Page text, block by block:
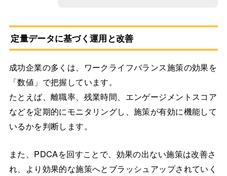
定量データに基づく運用と改善
成功企業の多くは、ワークライフバランス施策の効果を
「数値」で把握しています。
たとえば、離職率、残業時間、エンゲージメントスコア
などを定期的にモニタリングし、施策が有効に機能して
いるかを判断します。
また、PDCAを回すことで、効果の出ない施策は改善さ
れ、より効果的な施策へとブラッシュアップされていく